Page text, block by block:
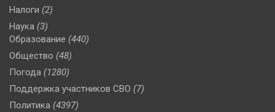
Налоги (2)
Наука (3)
Образование (440)
Общество (48)
Погода (1280)
Поддержка участников СВО (7)
Политика (4397)